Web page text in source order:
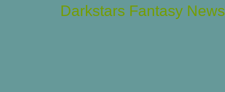
Darkstars Fantasy News